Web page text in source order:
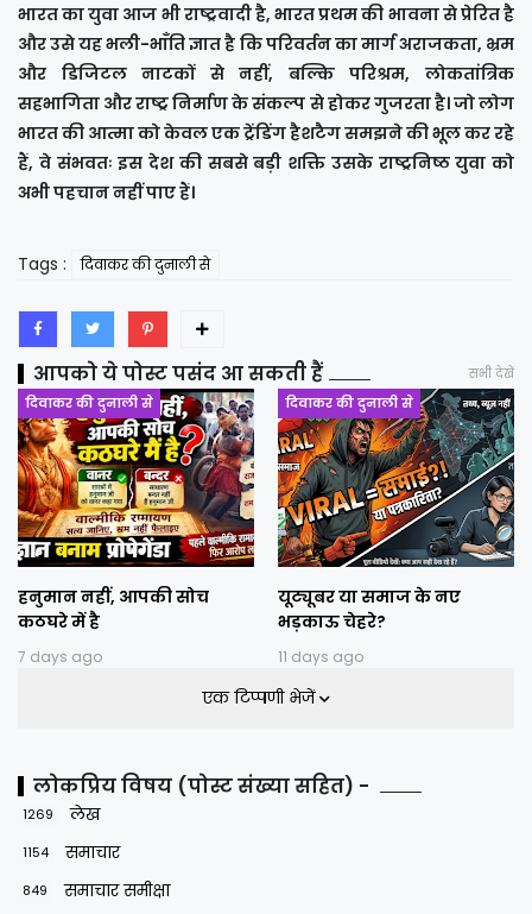
भारत का युवा आज भी राष्ट्रवादी है, भारत प्रथम की भावना से प्रेरित है
और उसे यह भली-भाँति ज्ञात है कि परिवर्तन का मार्ग अराजकता, भ्रम
और डिजिटल नाटकों से नहीं, बल्कि परिश्रम, लोकतांत्रिक
सहभागिता और राष्ट्र निर्माण के संकल्प से होकर गुजरता है। जो लोग
भारत की आत्मा को केवल एक ट्रेंडिंग हैशटैग समझने की भूल कर रहे
हैं, वे संभवतः इस देश की सबसे बड़ी शक्ति उसके राष्ट्रनिष्ठ युवा को
अभी पहचान नहीं पाए हैं।
Tags : दिवाकर की दुनाली से
आपको ये पोस्ट पसंद आ सकती हैं सभी देखें
दिवाकर की दुनाली से
हनुमान नहीं, आपकी सोच
कठघरे में है
7 days ago
दिवाकर की दुनाली से
यूट्यूबर या समाज के नए
भड़काऊ चेहरे?
11 days ago
एक टिप्पणी भेजें
लोकप्रिय विषय (पोस्ट संख्या सहित) -
1269 लेख
1154 समाचार
849 समाचार समीक्षा